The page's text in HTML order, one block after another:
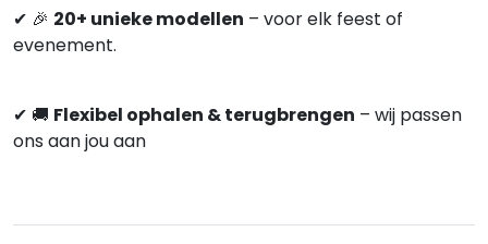
✔ 🎉 20+ unieke modellen – voor elk feest of
evenement.
✔ 🚚 Flexibel ophalen & terugbrengen – wij passen
ons aan jou aan